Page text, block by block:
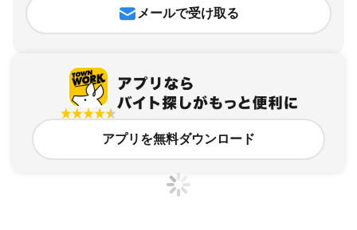
メールで受け取る
アプリを無料ダウンロード